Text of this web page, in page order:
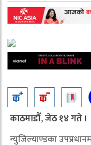
काठमाडौँ, जेठ १४ गते ।
न्युजिल्याण्डका